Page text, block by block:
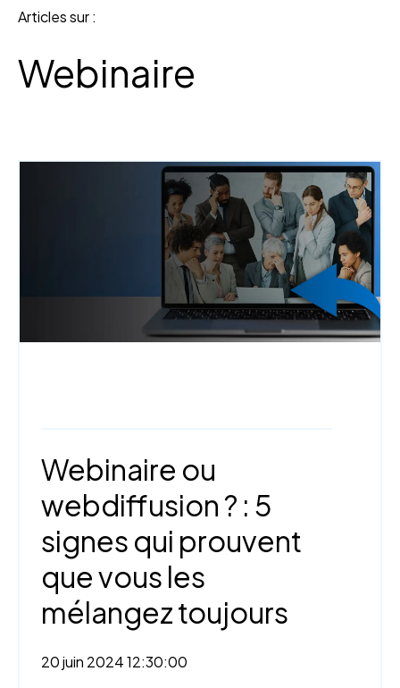
Articles sur :
Webinaire
Webinaire ou
webdiffusion ? : 5
signes qui prouvent
que vous les
mélangez toujours
20 juin 2024 12:30:00